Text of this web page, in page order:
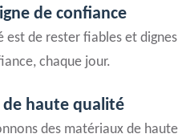
de confiance
de rester fiables et dignes
chaque jour.
haute qualité
des matériaux de haute